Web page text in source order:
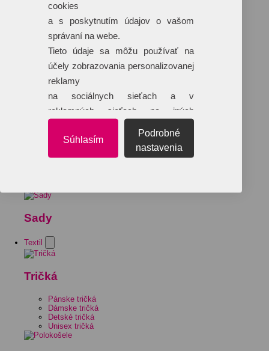
Sady
Textil
Tričká
Pánske tričká
Dámske tričká
Detské tričká
Unisex tričká
cookies
a s poskytnutím údajov o vašom
správaní na webe.
Tieto údaje sa môžu používať na
účely zobrazovania personalizovanej
reklamy
na sociálnych sieťach a v
reklamných sieťach na iných
Súhlasím
Podrobné
nastavenia